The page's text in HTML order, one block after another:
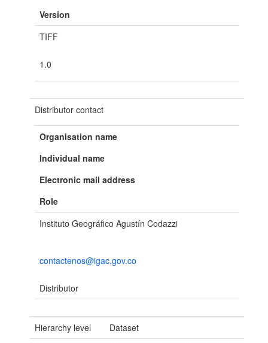
Version
TIFF
1.0
Distributor contact
Organisation name
Individual name
Electronic mail address
Role
Instituto Geográfico Agustín Codazzi
contactenos@igac.gov.co
Distributor
Hierarchy level
Dataset